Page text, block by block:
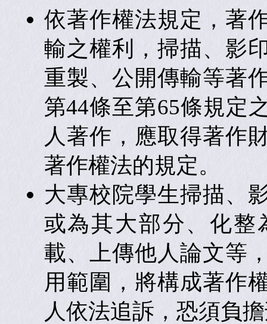
依著作權法規定，著
輸之權利，掃描、影
重製、公開傳輸等著
第44條至第65條規定
人著作，應取得著作
著作權法的規定。
大專校院學生掃描、
或為其大部分、化整
載、上傳他人論文等
用範圍，將構成著作
人依法追訴，恐須負